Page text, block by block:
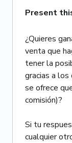
Present
¿Quieres
venta que
tener la
gracias a
se ofrece
comisión)?
Si tu
cualquier